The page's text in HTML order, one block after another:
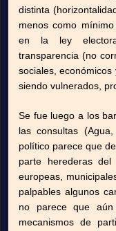
distinta
menos como
en la ley
transparencia (no
sociales,
siendo vulnerados,
Se fue luego a los
las consultas
político parece que
parte herederas
europeas,
palpables algunos
no parece que aún
mecanismos de